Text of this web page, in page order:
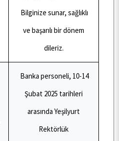
Bilginize sunar, sağlıklı
ve başarılı bir dönem
dileriz.
Banka personeli, 10-14
Şubat 2025 tarihleri
arasında Yeşilyurt
Rektörlük